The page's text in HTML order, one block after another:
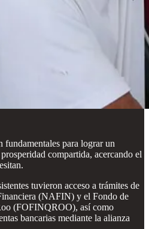
fundamentales para lograr un
compartida, acercando el
tuvieron acceso a trámites de
(NAFIN) y el Fondo de
(FOFINQROO), así como
bancarias mediante la alianza